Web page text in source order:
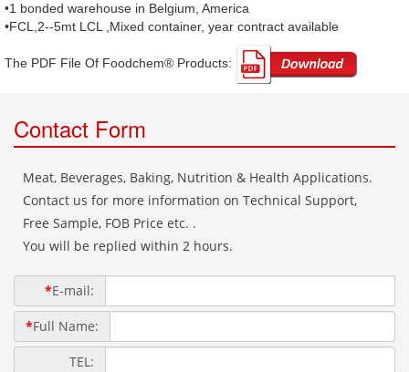
•1 bonded warehouse in Belgium, America
•FCL,2--5mt LCL ,Mixed container, year contract available
The PDF File Of Foodchem® Products: